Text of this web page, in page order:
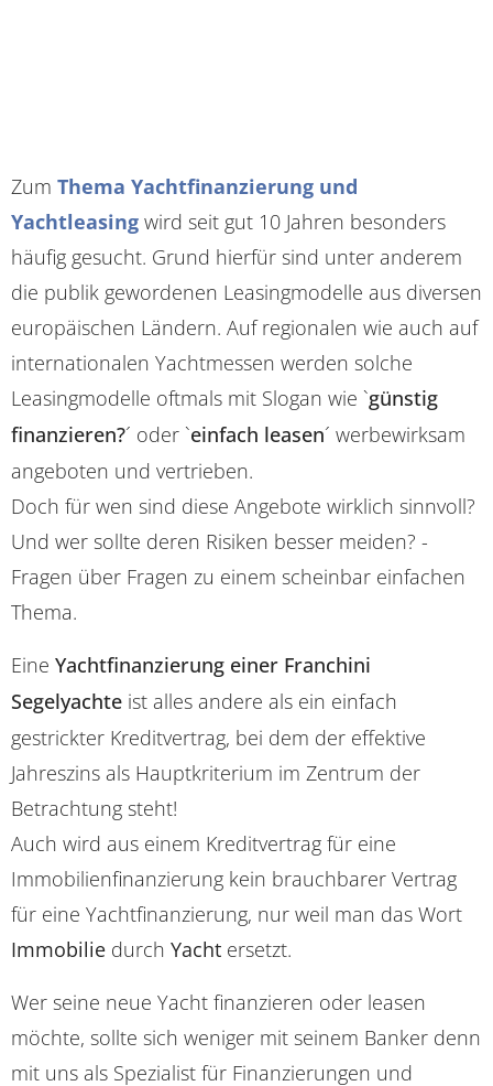
Zum Thema Yachtfinanzierung und
Yachtleasing wird seit gut 10 Jahren besonders
häufig gesucht. Grund hierfür sind unter anderem
die publik gewordenen Leasingmodelle aus diversen
europäischen Ländern. Auf regionalen wie auch auf
internationalen Yachtmessen werden solche
Leasingmodelle oftmals mit Slogan wie `günstig
finanzieren?´ oder `einfach leasen´ werbewirksam
angeboten und vertrieben.
Doch für wen sind diese Angebote wirklich sinnvoll?
Und wer sollte deren Risiken besser meiden? -
Fragen über Fragen zu einem scheinbar einfachen
Thema.
Eine Yachtfinanzierung einer Franchini
Segelyachte ist alles andere als ein einfach
gestrickter Kreditvertrag, bei dem der effektive
Jahreszins als Hauptkriterium im Zentrum der
Betrachtung steht!
Auch wird aus einem Kreditvertrag für eine
Immobilienfinanzierung kein brauchbarer Vertrag
für eine Yachtfinanzierung, nur weil man das Wort
Immobilie durch Yacht ersetzt.
Wer seine neue Yacht finanzieren oder leasen
möchte, sollte sich weniger mit seinem Banker denn
mit uns als Spezialist für Finanzierungen und